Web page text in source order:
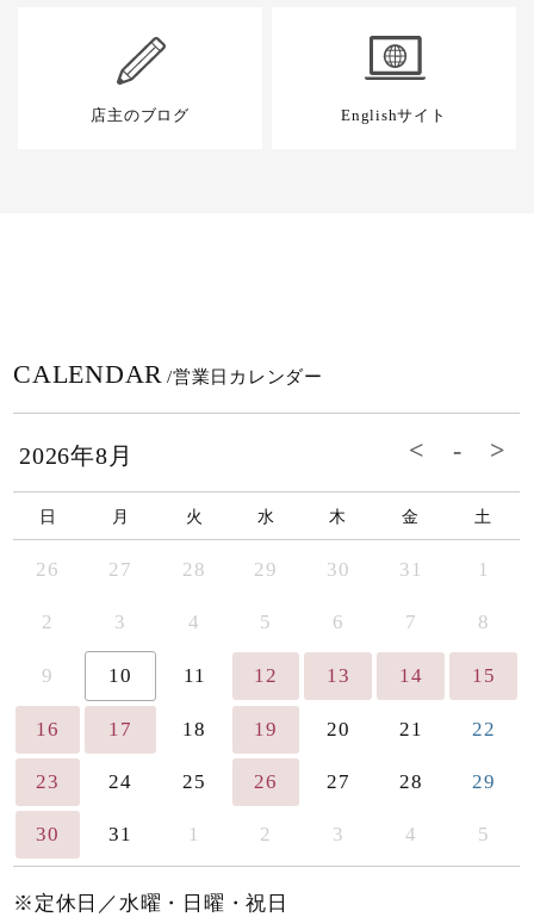
店主のブログ Englishサイト
CALENDAR /営業日カレンダー
2026年8月
日 月 火 水 木 金 土
26 27 28 29 30 31 1
2 3 4 5 6 7 8
9 10 11 12 13 14 15
16 17 18 19 20 21 22
23 24 25 26 27 28 29
30 31 1 2 3 4 5
※定休日／水曜・日曜・祝日